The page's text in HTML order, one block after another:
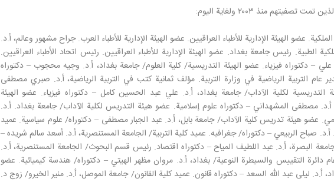
منذ ٢٠٠٣ ولغاية اليوم:
عضو الهيئة الإدارية للأطباء العراقيين. عضو الهيئة الإدارية للأطباء العرب. جراح مشهور وعالم، أ.د.
الطبية. رئيس جامعة بغداد. عضو الهيئة الإدارية للأطباء العراقيين. رئيس اتحاد الأطباء العراقيين.
– دكتوراه فيزياء. عضو الهيئة التدريسية/ كلية العلوم/ جامعة بغداد، أ.د. وجيه محجوب – دكتوراه
عام التربية الرياضية في وزارة التربية. مؤلف ثمانية كتب في التربية الرياضية، أ.د. صبري مصطفى
التدريسية لكلية الآداب/ جامعة بغداد، أ.د. علي عبد الحسين كامل – دكتوراه فيزياء. عضو الهيئة
أ.د. مصطفى المشهداني – دكتوراه علوم إسلامية. عضو هيئة التدريس لكلية الآداب/ جامعة بغداد. أ.د.
عضو هيئة تدريس كلية الآداب/ جامعة بابل، أ.د. عبد الجبار مصطفى – دكتوراه/ علوم سياسية. عميد
صباح الربيعي – دكتوراه/ جغرافيه. عميد كلية التربية/ الجامعة المستنصرية، أ.د. أسعد سالم شريده –
البصرة، أ.د. عبد اللطيف المياح – دكتوراه اقتصاد. رئيس قسم البحوث/ الجامعة المستنصرية، أ.د.
دائرة التقييس والسيطرة النوعية/ بغداد، أ.د. مروان مظهر الهيتي – دكتوراه/ هندسة كيميائية. عضو
أ.د. ليلى عبد الله السعد – دكتوراه قانون. عميد كلية القانون/ جامعة الموصل، أ.د. منير الخيرو/ زوج د.